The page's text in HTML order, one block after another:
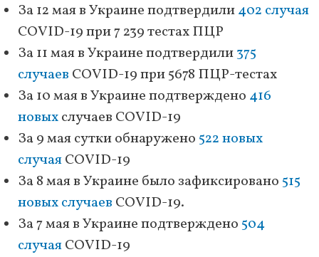
За 12 мая в Украине подтвердили402 случая
COVID-19 при 7 239 тестах ПЦР
За 11 мая в Украине подтвердили375
случаев COVID-19 при 5678 ПЦР-тестах
За 10 мая в Украине подтверждено 416
новыхслучаев COVID-19
За 9 мая сутки обнаружено 522 новых
случаяCOVID-19
За 8 мая в Украине было зафиксировано 515
новых случаев COVID-19.
За 7 мая в Украине подтверждено 504
случаяCOVID-19